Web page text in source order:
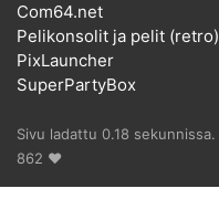
Com64.net
Pelikonsolit ja pelit (retro)
PixLauncher
SuperPartyBox
Sivu ladattu 0.18 sekunnissa.
862 ♥